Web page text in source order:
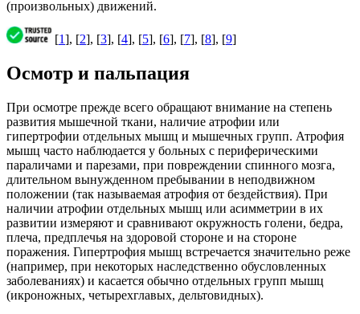
(произвольных) движений.
[1], [2], [3], [4], [5], [6], [7], [8], [9]
Осмотр и пальпация
При осмотре прежде всего обращают внимание на степень
развития мышечной ткани, наличие атрофии или
гипертрофии отдельных мышц и мышечных групп. Атрофия
мышц часто наблюдается у больных с периферическими
параличами и парезами, при повреждении спинного мозга,
длительном вынужденном пребывании в неподвижном
положении (так называемая атрофия от бездействия). При
наличии атрофии отдельных мышц или асимметрии в их
развитии измеряют и сравнивают окружность голени, бедра,
плеча, предплечья на здоровой стороне и на стороне
поражения. Гипертрофия мышц встречается значительно реже
(например, при некоторых наследственно обусловленных
заболеваниях) и касается обычно отдельных групп мышц
(икроножных, четырехглавых, дельтовидных).